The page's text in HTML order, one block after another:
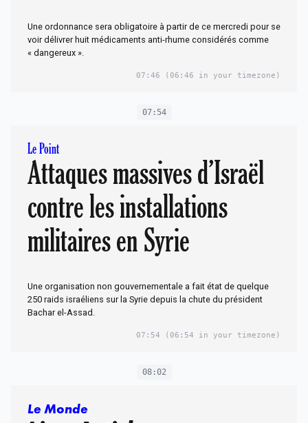
Une ordonnance sera obligatoire à partir de ce mercredi pour se
voir délivrer huit médicaments anti-rhume considérés comme
« dangereux ».
07:46 (06:46 in your timezone)
07:54
Le Point
Attaques massives d’Israël
contre les installations
militaires en Syrie
Une organisation non gouvernementale a fait état de quelque
250 raids israéliens sur la Syrie depuis la chute du président
Bachar el-Assad.
07:54 (06:54 in your timezone)
08:02
Le Monde